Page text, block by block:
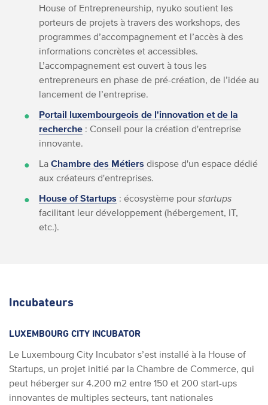
House of Entrepreneurship, nyuko soutient les
porteurs de projets à travers des workshops, des
programmes d’accompagnement et l’accès à des
informations concrètes et accessibles.
L’accompagnement est ouvert à tous les
entrepreneurs en phase de pré-création, de l’idée au
lancement de l’entreprise.
Portail luxembourgeois de l'innovation et de la
recherche : Conseil pour la création d'entreprise
innovante.
La Chambre des Métiers dispose d'un espace dédié
aux créateurs d'entreprises.
House of Startups : écosystème pour startups
facilitant leur développement (hébergement, IT,
etc.).
Incubateurs
LUXEMBOURG CITY INCUBATOR
Le Luxembourg City Incubator s’est installé à la House of
Startups, un projet initié par la Chambre de Commerce, qui
peut héberger sur 4.200 m2 entre 150 et 200 start-ups
innovantes de multiples secteurs, tant nationales